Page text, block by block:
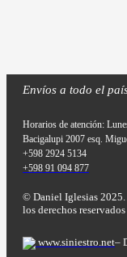
Envíos a todo el
Horarios de atención:
Bacigalupi 2007 esq.
+598 2924 5134
+598 91 094 877
© Daniel Iglesias
los derechos reservados
www.siniestro.net–